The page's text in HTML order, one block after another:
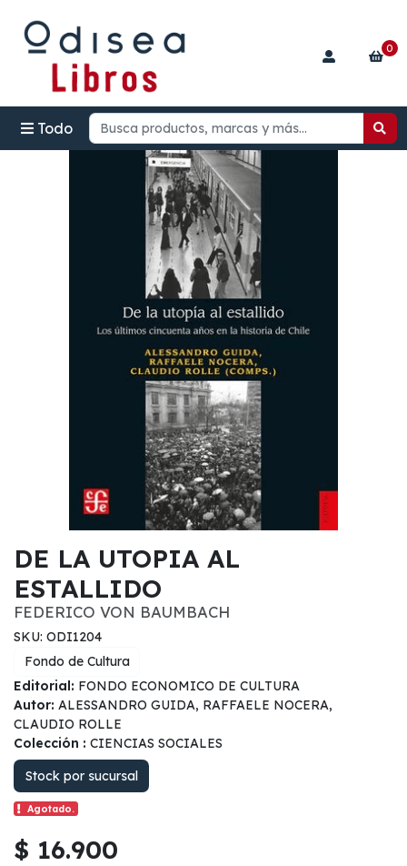
Todo
0
DE LA UTOPIA AL
ESTALLIDO
FEDERICO VON BAUMBACH
SKU: ODI1204
Fondo de Cultura
Editorial: FONDO ECONOMICO DE CULTURA
Autor: ALESSANDRO GUIDA, RAFFAELE NOCERA,
CLAUDIO ROLLE
Colección : CIENCIAS SOCIALES
Stock por sucursal
Agotado.
$ 16.900